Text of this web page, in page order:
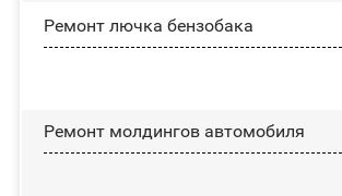
Ремонт лючка бензобака
Ремонт молдингов автомобиля